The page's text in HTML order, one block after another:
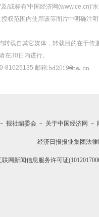
/或标有'中国经济网(www.ce.cn)'
权范围内使用该等图片中明确注
载自其它媒体，转载目的在于传
在30日内进行。
81025135 邮箱:
－ 报社编委会 － 关于中国经济网 －
经济日报报业集团法律
联网新闻信息服务许可证